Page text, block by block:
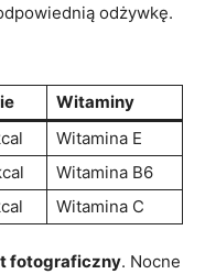
odżywkę.
Witaminy
Witamina E
Witamina B6
Witamina C
fotograficzny. Nocne